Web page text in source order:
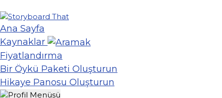
Ana Sayfa
Kaynaklar
Fiyatlandırma
Bir Öykü Paketi Oluşturun
Hikaye Panosu Oluşturun